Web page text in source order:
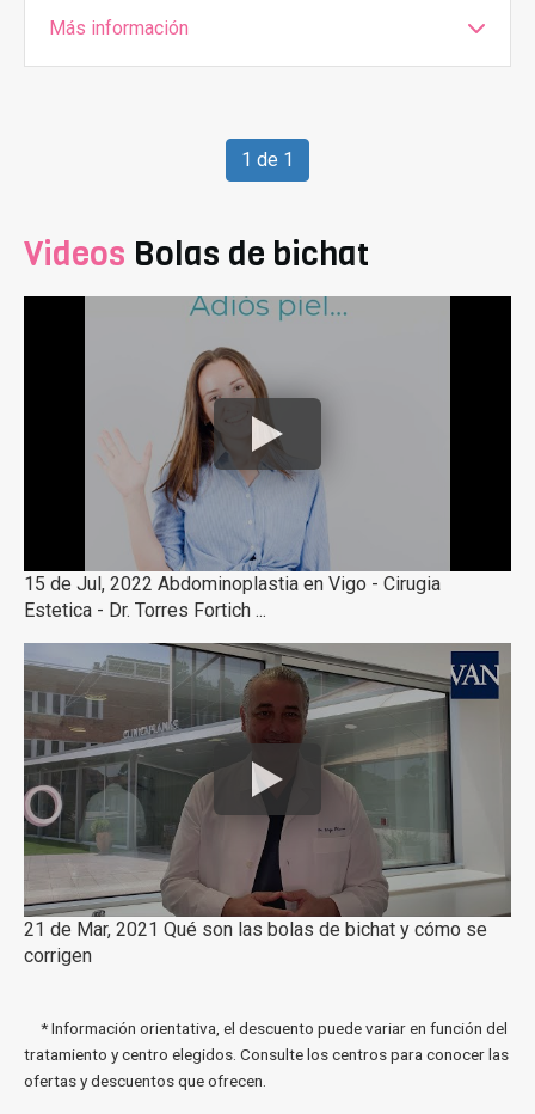
Más información
1 de 1
Videos Bolas de bichat
15 de Jul, 2022 Abdominoplastia en Vigo - Cirugia
Estetica - Dr. Torres Fortich ...
21 de Mar, 2021 Qué son las bolas de bichat y cómo se
corrigen
* Información orientativa, el descuento puede variar en función del
tratamiento y centro elegidos. Consulte los centros para conocer las
ofertas y descuentos que ofrecen.